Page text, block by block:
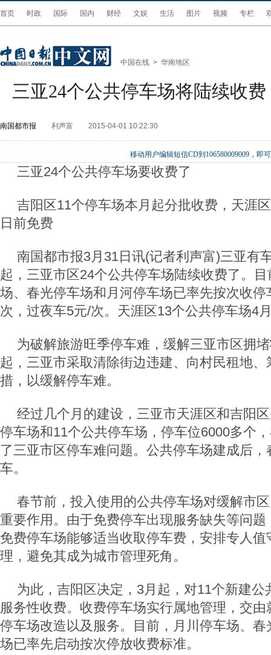
首页 时政 国际 国内 财经 文娱 生活 图片 视频 专栏
中国在线 > 华南地区
三亚24个公共停车场将陆续收
南国都市报 利声富 2015-04-01 10:22:30
移动用户编辑短信CD到106580009009，即
三亚24个公共停车场要收费了
吉阳区11个停车场本月起分批收费，天涯
日前免费
南国都市报3月31日讯(记者利声富)三亚有
起，三亚市区24个公共停车场陆续收费了。
场、春光停车场和月河停车场已率先按次收
次，过夜车5元/次。天涯区13个公共停车场4
为破解旅游旺季停车难，缓解三亚市区拥
起，三亚市采取清除街边违建、向村民租地
措，以缓解停车难。
经过几个月的建设，三亚市天涯区和吉阳
停车场和11个公共停车场，停车位6000多个
了三亚市区停车难问题。公共停车场建成后
车。
春节前，投入使用的公共停车场对缓解市
重要作用。由于免费停车出现服务缺失等问
免费停车场能够适当收取停车费，安排专人
理，避免其成为城市管理死角。
为此，吉阳区决定，3月起，对11个新建公
服务性收费。收费停车场实行属地管理，交
停车场改造以及服务。目前，月川停车场、
场已率先启动按次停放收费标准。